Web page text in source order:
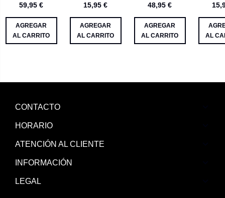
100 ML
59,95 €
AGREGAR
AL CARRITO
15,95 €
AGREGAR
AL CARRITO
48,95 €
AGREGAR
AL CARRITO
AL
CONTACTO
HORARIO
ATENCIÓN AL CLIENTE
INFORMACIÓN
LEGAL